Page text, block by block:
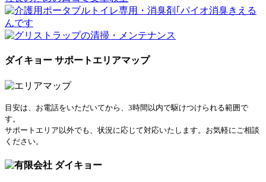
ダイキョー サポートエリアマップ
目安は、お電話をいただいてから、3時間以内で駆けつけられる範囲で
す。
サポートエリア以外でも、状況に応じて対応いたします。お気軽にご相談
ください。